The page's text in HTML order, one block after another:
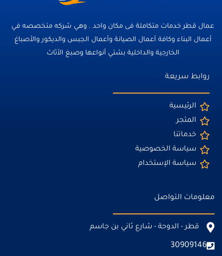
عمال قطر خدمات متكاملة فى مكان واحد . وهي شركه متخصصه في
أعمال البناء وكافة أعمال الصيانة وأعمال الجبس والديكور والأصباغ
الخارجية والداخلية بشتي أنواعها وصبغ الأثاث
روابط سريعة
الرئيسية
المتجر
خدماتنا
سياسة الخصوصية
سياسة الإستخدام
معلومات التواصل
قطر - الدوحة - شارع ثاني بن جاسم
30909146